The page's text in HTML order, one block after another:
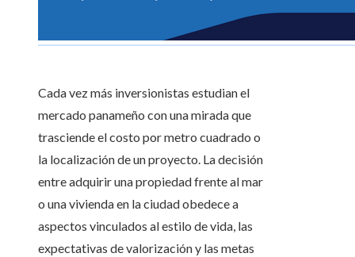
Cada vez más inversionistas estudian el
mercado panameño con una mirada que
trasciende el costo por metro cuadrado o
la localización de un proyecto. La decisión
entre adquirir una propiedad frente al mar
o una vivienda en la ciudad obedece a
aspectos vinculados al estilo de vida, las
expectativas de valorización y las metas